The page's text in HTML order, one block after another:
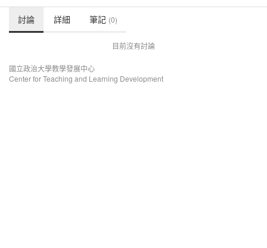
討論 詳細 筆記 (0)
目前沒有討論
國立政治大學教學發展中心
Center for Teaching and Learning Development